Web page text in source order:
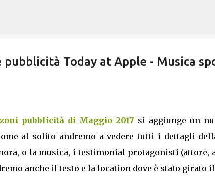
pubblicità Today at Apple - Musica
pubblicità di Maggio 2017 si aggiunge un
al solito andremo a vedere tutti i dettagli
o la musica, i testimonial protagonisti (attore,
anche il testo e la location dove è stato girato